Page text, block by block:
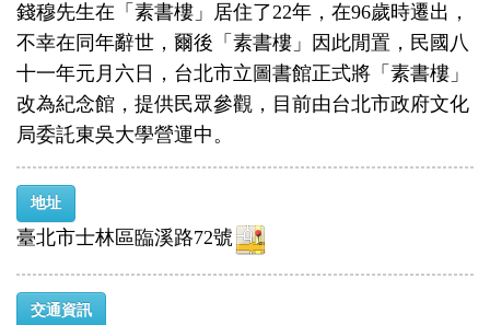
錢穆先生在「素書樓」居住了22年，在96歲時遷出，
不幸在同年辭世，爾後「素書樓」因此閒置，民國八
十一年元月六日，台北市立圖書館正式將「素書樓」
改為紀念館，提供民眾參觀，目前由台北市政府文化
局委託東吳大學營運中。
地址
臺北市士林區臨溪路72號
交通資訊